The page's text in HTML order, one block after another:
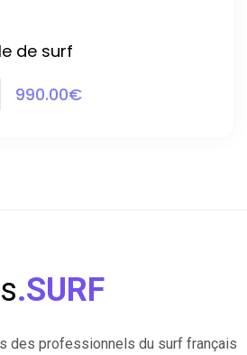
de surf
990.00€
.SURF
des professionnels du surf français